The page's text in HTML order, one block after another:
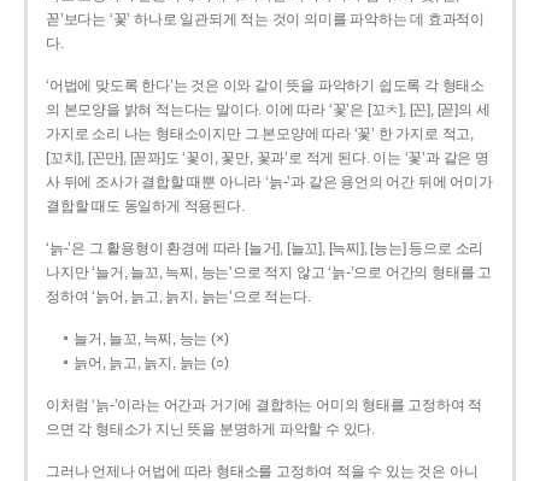
꼳’보다는 ‘꽃’ 하나로 일관되게 적는 것이 의미를 파악하는 데 효과적이
다.
‘어법에 맞도록 한다’는 것은 이와 같이 뜻을 파악하기 쉽도록 각 형태소
의 본모양을 밝혀 적는다는 말이다. 이에 따라 ‘꽃’은 [꼬ㅊ], [꼰], [꼳]의 세
가지로 소리 나는 형태소이지만 그 본모양에 따라 ‘꽃’ 한 가지로 적고,
[꼬치], [꼰만], [꼳꽈]도 ‘꽃이, 꽃만, 꽃과’로 적게 된다. 이는 ‘꽃’과 같은 명
사 뒤에 조사가 결합할 때뿐 아니라 ‘늙-’과 같은 용언의 어간 뒤에 어미가
결합할 때도 동일하게 적용된다.
‘늙-’은 그 활용형이 환경에 따라 [늘거], [늘꼬], [늑찌], [능는] 등으로 소리
나지만 ‘늘거, 늘꼬, 늑찌, 능는’으로 적지 않고 ‘늙-’으로 어간의 형태를 고
정하여 ‘늙어, 늙고, 늙지, 늙는’으로 적는다.
늘거, 늘꼬, 늑찌, 능는 (×)
늙어, 늙고, 늙지, 늙는 (○)
이처럼 ‘늙-­’이라는 어간과 거기에 결합하는 어미의 형태를 고정하여 적
으면 각 형태소가 지닌 뜻을 분명하게 파악할 수 있다.
그러나 언제나 어법에 따라 형태소를 고정하여 적을 수 있는 것은 아니